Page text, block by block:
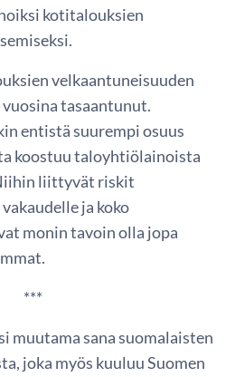
kotitalouksien
velkaantuneisuuden
tasaantunut.
entistä suurempi osuus
koostuu taloyhtiölainoista
liittyvät riskit
ja koko
monin tavoin olla jopa
***
muutama sana suomalaisten
joka myös kuuluu Suomen